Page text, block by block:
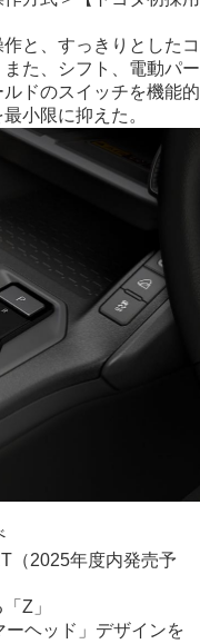
と、すっきりとしたコ
た、シフト、電動パー
ドのスイッチを機能的
小限に抑えた。
（2025年度内発売予
Z」
ヘッド」デザインを